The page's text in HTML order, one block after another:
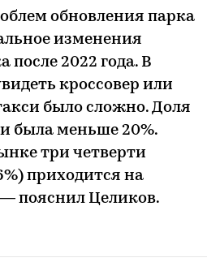
обновления парка
изменения
2022 года. В
кроссовер или
было сложно. Доля
была меньше 20%.
три четверти
приходится на
— пояснил Целиков.